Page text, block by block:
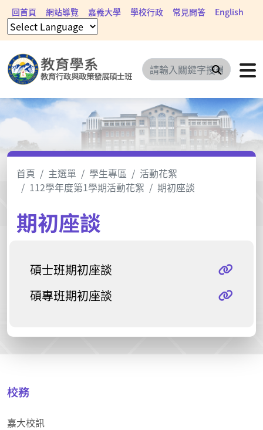
回首頁 網站導覽 嘉義大學 學校行政 常見問答 English
搜尋
首頁 主選單 學生專區
活動花絮
112學年度第1學期活動花絮
期初座談
期初座談
碩士班期初座談
碩專班期初座談
校務
嘉大校訊